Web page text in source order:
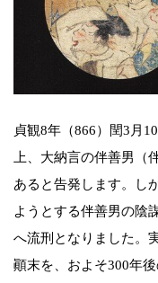
貞観8年（866）閏3月
上、大納言の伴善男（
あると告発します。し
ようとする伴善男の陰
へ流刑となりました。
顚末を、およそ300年